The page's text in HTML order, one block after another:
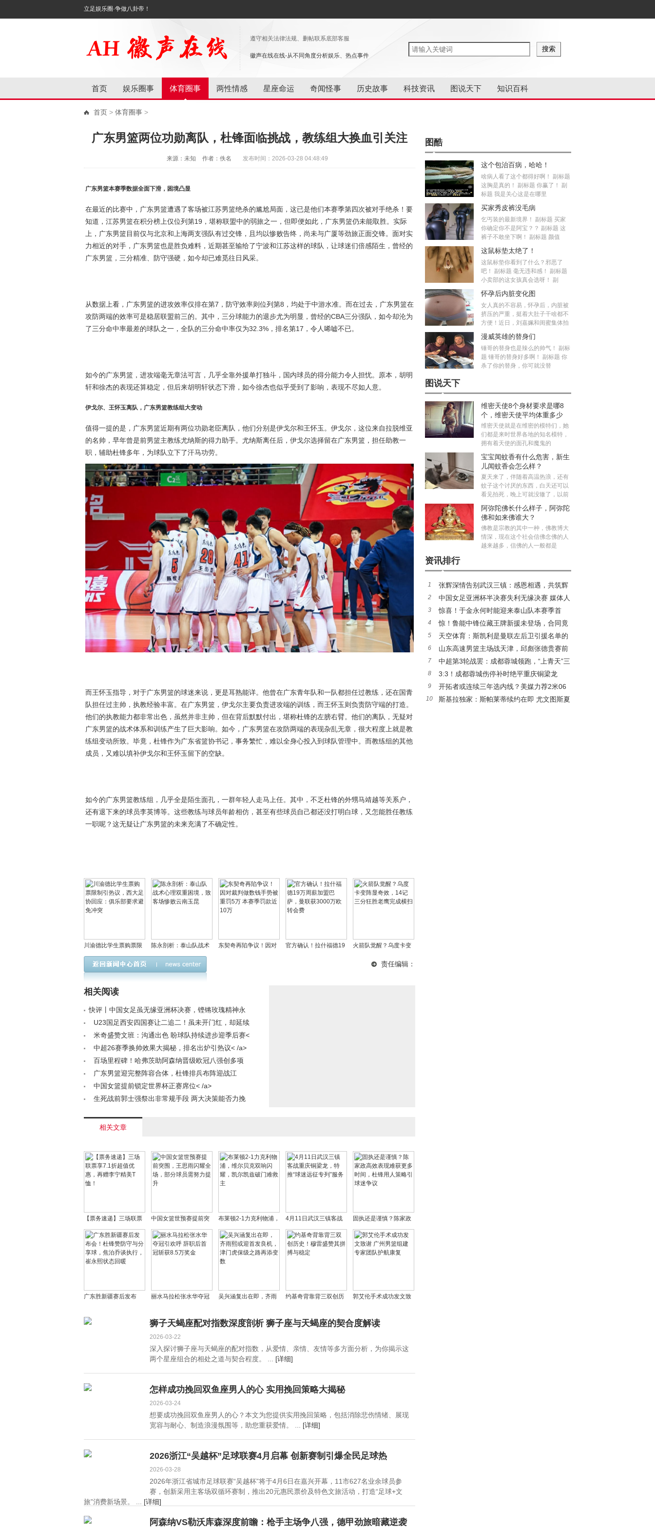
立足娱乐圈·争做八卦帝！
遵守相关法律法规、删帖联系底部客服
徽声在线在线-从不同角度分析娱乐、热点事件
首页 娱乐圈事 体育圈事 两性情感 星座命运 奇闻怪事 历史故事 科技资讯 图说天下 知识百科
首页 > 体育圈事 >
广东男篮两位功勋离队，杜锋面临挑战，教练组大换血引关注
来源：未知 作者：佚名 发布时间：2026-03-28 04:48:49
广东男篮本赛季数据全面下滑，困境凸显
在最近的比赛中，广东男篮遭遇了客场被江苏男篮绝杀的尴尬局面，这已是他们本赛季第四次被对手绝杀！要
知道，江苏男篮在积分榜上仅位列第19，堪称联盟中的弱旅之一，但即便如此，广东男篮仍未能取胜。实际
上，广东男篮目前仅与北京和上海两支强队有过交锋，且均以惨败告终，尚未与广厦等劲旅正面交锋。面对实
力相近的对手，广东男篮也是胜负难料，近期甚至输给了宁波和江苏这样的球队，让球迷们倍感陌生，曾经的
广东男篮，三分精准、防守强硬，如今却已难觅往日风采。
从数据上看，广东男篮的进攻效率仅排在第7，防守效率则位列第8，均处于中游水准。而在过去，广东男篮在
攻防两端的效率可是稳居联盟前三的。其中，三分球能力的退步尤为明显，曾经的CBA三分强队，如今却沦为
了三分命中率最差的球队之一，全队的三分命中率仅为32.3%，排名第17，令人唏嘘不已。
如今的广东男篮，进攻端毫无章法可言，几乎全靠外援单打独斗，国内球员的得分能力令人担忧。原本， 胡明
轩和徐杰的表现还算稳定，但后来胡明轩状态下滑，如今徐杰也似乎受到了影响，表现不尽如人意。
伊戈尔、王怀玉离队，广东男篮教练组大变动
值得一提的是，广东男篮近期有两位功勋老臣离队，他们分别是伊戈尔和王怀玉。伊戈尔，这位来自拉脱维亚
的名帅，早年曾是前男篮主教练尤纳斯的得力助手。尤纳斯离任后，伊戈尔选择留在广东男篮，担任助教一
职，辅助杜锋多年，为球队立下了汗马功劳。
而王怀玉指导，对于广东男篮的球迷来说，更是耳熟能详。他曾在广东青年队和一队都担任过教练，还在国青
队担任过主帅，执教经验丰富。在广东男篮，伊戈尔主要负责进攻端的训练，而王怀玉则负责防守端的打造。
他们的执教能力都非常出色，虽然并非主帅，但在背后默默付出，堪称杜锋的左膀右臂。他们的离队，无疑对
广东男篮的战术体系和训练产生了巨大影响。如今，广东男篮在攻防两端的表现杂乱无章，很大程度上就是教
练组变动所致。毕竟，杜锋作为广东省篮协书记，事务繁忙，难以全身心投入到球队管理中。而教练组的其他
成员，又难以填补伊戈尔和王怀玉留下的空缺。
如今的广东男篮教练组，几乎全是陌生面孔，一群年轻人走马上任。其中，不乏杜锋的外甥马靖越等关系户，
还有退下来的球员李英博等。这些教练与球员年龄相仿，甚至有些球员自己都还没打明白球，又怎能胜任教练
一职呢？这无疑让广东男篮的未来充满了不确定性。
川渝德比学生票购票限
制引热议，西大足协回
应：俱乐部要求避免冲
陈永剖析：泰山队战术
心理双重困境，致客场
东契奇再陷争议！因对
官方确认！拉什福德19
火箭队觉醒？乌度卡变
胜老鹰完成横扫
责任编辑：
相关阅读
快评丨中国女足虽无缘亚洲杯决赛，铿锵玫瑰精神永
存< /a>U23国足西安四国赛让二追二！虽未开门红，却延续
两大辉煌纪录< /a>
米奇盛赞文班：沟通出色 盼球队持续进步迎季后赛<
/a> 中超26赛季换帅效果大揭秘，排名出炉引热议< /a>
百场里程碑！哈弗茨助阿森纳晋级欧冠八强创多项
纪录< /a>
广东男篮迎完整阵容合体，杜锋排兵布阵迎战江
苏，下一场挑战上海领头羊< /a>
中国女篮提前锁定世界杯正赛席位< /a>
生死战前郭士强祭出非常规手段 两大决策能否力挽
相关文章
【票务速递】三场联票
享7.1折超值优惠，再赠
李宁精美T恤！
中国女篮世预赛提前突
围，王思雨闪耀全场，
部分球员需努力提升
布莱顿2-1力克利物浦，
维尔贝克双响闪耀，凯
尔凯兹破门难救主
4月11日武汉三镇客战
重庆铜梁龙，特推“球迷
远征专列”服务
固执还是谨慎？陈家政
高效表现难获更多时
间，杜锋用人策略引球
迷争议
广东胜新疆赛后发布
球，焦泊乔谈执行，崔
丽水马拉松张水华夺冠
8.5万奖金
吴兴涵复出在即，齐雨
虎保级之路再添变数
约基奇背靠背三双创历
稳定
郭艾伦手术成功发文致
队护航康复
狮子天蝎座配对指数深度剖析 狮子座与天蝎座的契合度解读
2026-03-22
深入探讨狮子座与天蝎座的配对指数，从爱情、亲情、友情等多方面分析，为你揭示这
两个星座组合的相处之道与契合程度。 ... [详细]
怎样成功挽回双鱼座男人的心 实用挽回策略大揭秘
2026-03-24
想要成功挽回双鱼座男人的心？本文为您提供实用挽回策略，包括消除悲伤情绪、展现
宽容与耐心、制造浪漫氛围等，助您重获爱情。 ... [详细]
2026浙江“吴越杯”足球联赛4月启幕 创新赛制引爆全民足球热
2026-03-28
2026年浙江省城市足球联赛“吴越杯”将于4月6日在嘉兴开幕，11市627名业余球员参
赛，创新采用主客场双循环赛制，推出20元惠民票价及特色文旅活动，打造“足球+文
旅”消费新场景。 ... [详细]
阿森纳VS勒沃库森深度前瞻：枪手主场争八强，德甲劲旅暗藏逆袭
图酷
这个包治百病，哈哈！
啥病人看了这个都得好啊！ 副标题
这胸是真的！ 副标题 你赢了！ 副
标题 我是关心这是在哪里
买家秀皮裤没毛病
乞丐装的最新境界！ 副标题 买家
你确定你不是阿宝？？ 副标题 这
裤子不敢坐下啊！ 副标题 颜值
这鼠标垫太绝了！
这鼠标垫你看到了什么？邪恶了
吧！ 副标题 毫无违和感！ 副标题
小卖部的这女孩真会选呀！ 副
怀孕后内脏变化图
女人真的不容易，怀孕后，内脏被
挤压的严重，挺着大肚子干啥都不
方便！近日，刘嘉姵和闺蜜集体拍
漫威英雄的替身们
锤哥的替身也是辣么的帅气！ 副标
题 锤哥的替身好多啊！ 副标题 你
杀了你的替身，你可就没替
图说天下
维密天使8个身材要求是哪8
个，维密天使平均体重多少
斤？
维密天使就是在维密的模特们，她
们都是来时世界各地的知名模特，
拥有着天使的面孔和魔鬼的
宝宝闻蚊香有什么危害，新生
儿闻蚊香会怎么样？
夏天来了，伴随着高温热浪，还有
蚊子这个讨厌的东西，白天还可以
看见拍死，晚上可就没辙了，以前
阿弥陀佛长什么样子，阿弥陀
佛和如来佛谁大？
佛教是宗教的其中一种，佛教博大
情深，现在这个社会信佛念佛的人
越来越多，信佛的人一般都是
资讯排行
1
张辉深情告别武汉三镇：感恩相遇，共筑辉
煌旅程
2
中国女足亚洲杯半决赛失利无缘决赛 媒体人
热议米利西奇去留
3
惊喜！于金永何时能迎来泰山队本赛季首
秀？或成王大雷理想接班人
4
惊！鲁能中锋位藏王牌新援未登场，合同竟
签至2026年底
5
天空体育：斯凯利是曼联左后卫引援名单的
一员；罗马诺：曼联已多次派球探考察迪奥曼德
6
山东高速男篮主场战天津，邱彪张德贵赛前
友好互动引关注
7
中超第3轮战罢：成都蓉城领跑，“上青天”三
队陷榜尾困境
8 3:3！成都蓉城伤停补时绝平重庆铜梁龙
9
开拓者或连续三年选内线？美媒力荐2米06
大前，杨瀚森迎新挑战
10
斯基拉独家：斯帕莱蒂续约在即 尤文图斯夏